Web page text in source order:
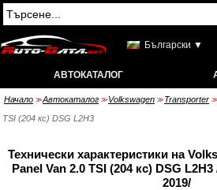
Български ▼
АВТОКАТАЛОГ
Начало >> Автокаталог >> Volkswagen >> Transporter >>
TSI (204 кс) DSG L2H3
Технически характеристики на
Panel Van 2.0 TSI (204 кс) DSG L2H3
2019/